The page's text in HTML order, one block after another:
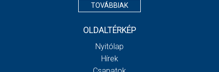
TOVÁBBIAK
OLDALTÉRKÉP
Nyitólap
Hírek